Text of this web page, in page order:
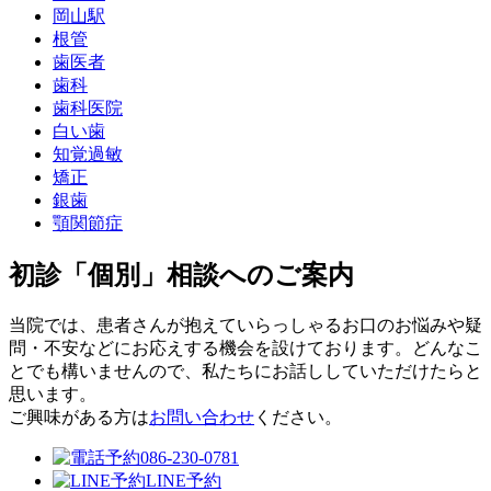
岡山駅
根管
歯医者
歯科
歯科医院
白い歯
知覚過敏
矯正
銀歯
顎関節症
初診「個別」相談へのご案内
当院では、患者さんが抱えていらっしゃるお口のお悩みや疑
問・不安などにお応えする機会を設けております。どんなこ
とでも構いませんので、私たちにお話ししていただけたらと
思います。
ご興味がある方はお問い合わせ ください。
086-230-0781
LINE予約